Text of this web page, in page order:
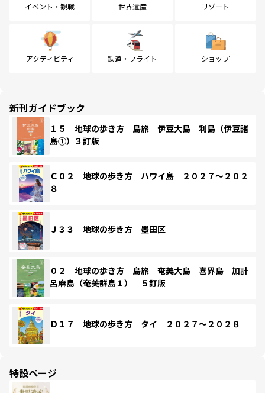
イベント・観戦 世界遺産 リゾート
アクティビティ 鉄道・フライト ショップ
新刊ガイドブック
１５ 地球の歩き方 島旅 伊豆大島 利島（伊豆諸
島①）３訂版
Ｃ０２ 地球の歩き方 ハワイ島 ２０２７～２０２
８
Ｊ３３ 地球の歩き方 墨田区
０２ 地球の歩き方 島旅 奄美大島 喜界島 加計
呂麻島（奄美群島１） ５訂版
Ｄ１７ 地球の歩き方 タイ ２０２７～２０２８
特設ページ